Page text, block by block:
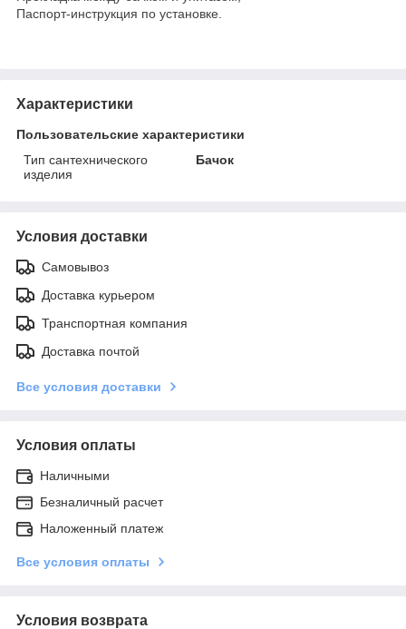
Паспорт-инструкция по установке.
Характеристики
Пользовательские характеристики
Тип сантехнического
изделия
Бачок
Условия доставки
Самовывоз
Доставка курьером
Транспортная компания
Доставка почтой
Все условия доставки
Условия оплаты
Наличными
Безналичный расчет
Наложенный платеж
Все условия оплаты
Условия возврата